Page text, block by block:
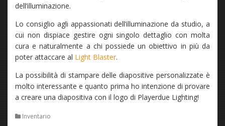
dell’illuminazione.
Lo consiglio agli appassionati dell’illuminazione da studio, a
cui non dispiace gestire ogni singolo dettaglio con molta
cura e naturalmente a chi possiede un obiettivo in più da
poter attaccare al Light Blaster.
La possibilità di stampare delle diapositive personalizzate è
molto interessante e quanto prima ho intenzione di provare
a creare una diapositiva con il logo di Playerdue Lighting!
Inventario